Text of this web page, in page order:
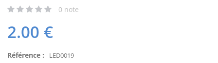
0 note
2.00 €
Référence : LED0019